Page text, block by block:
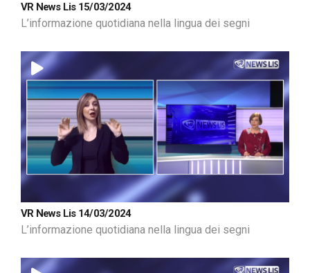
VR News Lis 15/03/2024
L’informazione quotidiana nella lingua dei segni
VR News Lis 14/03/2024
L’informazione quotidiana nella lingua dei segni